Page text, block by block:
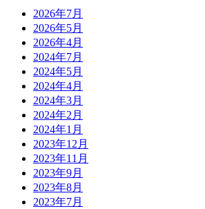
2026年7月
2026年5月
2026年4月
2024年7月
2024年5月
2024年4月
2024年3月
2024年2月
2024年1月
2023年12月
2023年11月
2023年9月
2023年8月
2023年7月